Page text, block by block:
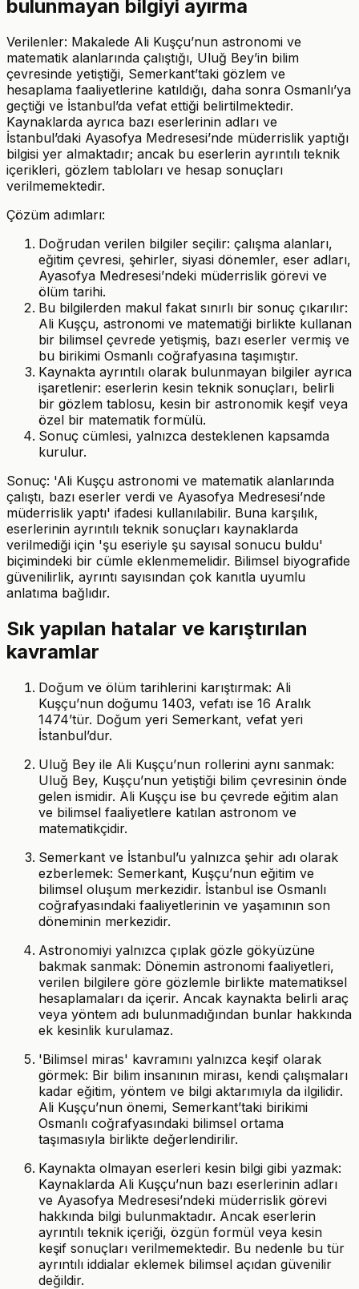
bulunmayan bilgiyi ayırma
Verilenler: Makalede Ali Kuşçu’nun astronomi ve
matematik alanlarında çalıştığı, Uluğ Bey’in bilim
çevresinde yetiştiği, Semerkant’taki gözlem ve
hesaplama faaliyetlerine katıldığı, daha sonra Osmanlı’ya
geçtiği ve İstanbul’da vefat ettiği belirtilmektedir.
Kaynaklarda ayrıca bazı eserlerinin adları ve
İstanbul’daki Ayasofya Medresesi’nde müderrislik yaptığı
bilgisi yer almaktadır; ancak bu eserlerin ayrıntılı teknik
içerikleri, gözlem tabloları ve hesap sonuçları
verilmemektedir.
Çözüm adımları:
Doğrudan verilen bilgiler seçilir: çalışma alanları,
eğitim çevresi, şehirler, siyasi dönemler, eser adları,
Ayasofya Medresesi’ndeki müderrislik görevi ve
ölüm tarihi.
Bu bilgilerden makul fakat sınırlı bir sonuç çıkarılır:
Ali Kuşçu, astronomi ve matematiği birlikte kullanan
bir bilimsel çevrede yetişmiş, bazı eserler vermiş ve
bu birikimi Osmanlı coğrafyasına taşımıştır.
Kaynakta ayrıntılı olarak bulunmayan bilgiler ayrıca
işaretlenir: eserlerin kesin teknik sonuçları, belirli
bir gözlem tablosu, kesin bir astronomik keşif veya
özel bir matematik formülü.
Sonuç cümlesi, yalnızca desteklenen kapsamda
kurulur.
Sonuç: 'Ali Kuşçu astronomi ve matematik alanlarında
çalıştı, bazı eserler verdi ve Ayasofya Medresesi’nde
müderrislik yaptı' ifadesi kullanılabilir. Buna karşılık,
eserlerinin ayrıntılı teknik sonuçları kaynaklarda
verilmediği için 'şu eseriyle şu sayısal sonucu buldu'
biçimindeki bir cümle eklenmemelidir. Bilimsel biyografide
güvenilirlik, ayrıntı sayısından çok kanıtla uyumlu
anlatıma bağlıdır.
Sık yapılan hatalar ve karıştırılan
kavramlar
Doğum ve ölüm tarihlerini karıştırmak: Ali
Kuşçu’nun doğumu 1403, vefatı ise 16 Aralık
1474’tür. Doğum yeri Semerkant, vefat yeri
İstanbul’dur.
Uluğ Bey ile Ali Kuşçu’nun rollerini aynı sanmak:
Uluğ Bey, Kuşçu’nun yetiştiği bilim çevresinin önde
gelen ismidir. Ali Kuşçu ise bu çevrede eğitim alan
ve bilimsel faaliyetlere katılan astronom ve
matematikçidir.
Semerkant ve İstanbul’u yalnızca şehir adı olarak
ezberlemek: Semerkant, Kuşçu’nun eğitim ve
bilimsel oluşum merkezidir. İstanbul ise Osmanlı
coğrafyasındaki faaliyetlerinin ve yaşamının son
döneminin merkezidir.
Astronomiyi yalnızca çıplak gözle gökyüzüne
bakmak sanmak: Dönemin astronomi faaliyetleri,
verilen bilgilere göre gözlemle birlikte matematiksel
hesaplamaları da içerir. Ancak kaynakta belirli araç
veya yöntem adı bulunmadığından bunlar hakkında
ek kesinlik kurulamaz.
'Bilimsel miras' kavramını yalnızca keşif olarak
görmek: Bir bilim insanının mirası, kendi çalışmaları
kadar eğitim, yöntem ve bilgi aktarımıyla da ilgilidir.
Ali Kuşçu’nun önemi, Semerkant’taki birikimi
Osmanlı coğrafyasındaki bilimsel ortama
taşımasıyla birlikte değerlendirilir.
Kaynakta olmayan eserleri kesin bilgi gibi yazmak:
Kaynaklarda Ali Kuşçu’nun bazı eserlerinin adları
ve Ayasofya Medresesi’ndeki müderrislik görevi
hakkında bilgi bulunmaktadır. Ancak eserlerin
ayrıntılı teknik içeriği, özgün formül veya kesin
keşif sonuçları verilmemektedir. Bu nedenle bu tür
ayrıntılı iddialar eklemek bilimsel açıdan güvenilir
değildir.